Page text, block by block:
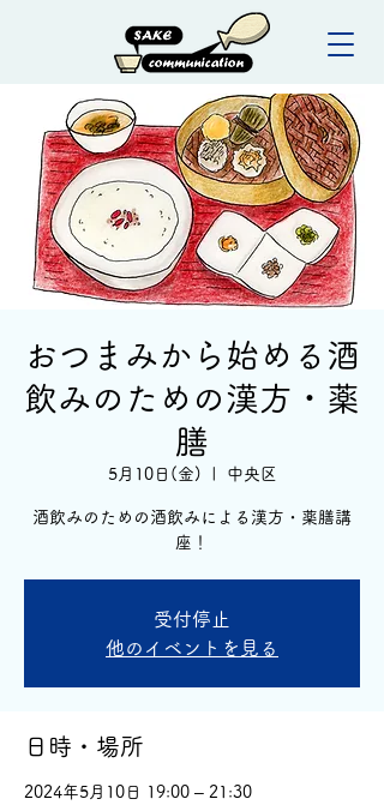
おつまみから始める酒
飲みのための漢方・薬
膳
5月10日(金) 中央区
酒飲みのための酒飲みによる漢方・薬膳講
座！
受付停止
他のイベントを見る
日時・場所
2024年5月10日 19:00 – 21:30